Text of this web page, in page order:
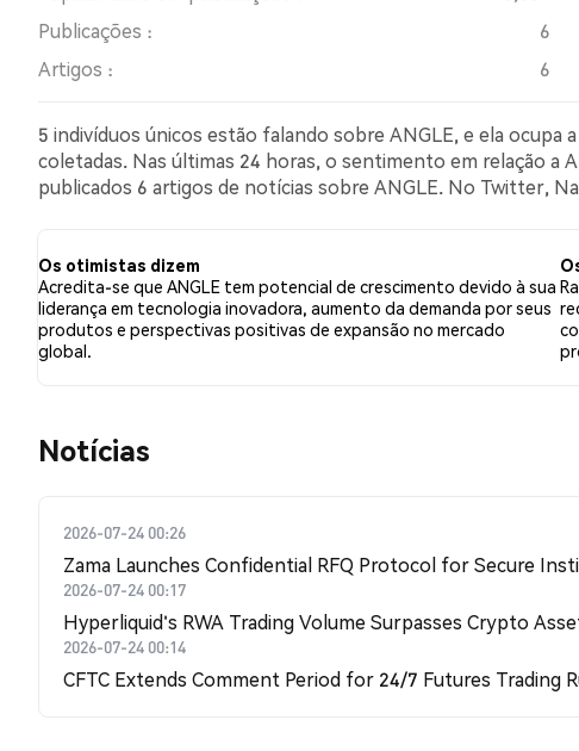
Publicações :
6
Artigos :
6
5 indivíduos únicos estão falando sobre ANGLE, e ela
coletadas. Nas últimas 24 horas, o sentimento em relação a
publicados 6 artigos de notícias sobre ANGLE. No Twitter,
Os otimistas dizem
Acredita-se que ANGLE tem potencial de crescimento devido à sua
liderança em tecnologia inovadora, aumento da demanda por seus
produtos e perspectivas positivas de expansão no mercado
global.
​​Notícias​​
2026-07-24 00:26
Zama Launches Confidential RFQ Protocol for Secure
2026-07-24 00:17
Hyperliquid's RWA Trading Volume Surpasses Crypto
2026-07-24 00:14
CFTC Extends Comment Period for 24/7 Futures Trading